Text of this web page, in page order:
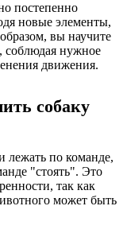
постепенно
новые элементы,
вы научите
соблюдая нужное
движения.
собаку
лежать по команде,
"стоять". Это
так как
может быть